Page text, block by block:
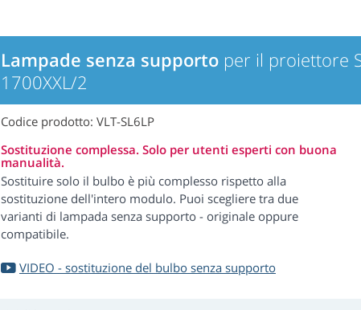
Lampade senza supporto per il proiettore
1700XXL/2
Codice prodotto: VLT-SL6LP
Sostituzione complessa. Solo per utenti esperti con buona
manualità.
Sostituire solo il bulbo è più complesso rispetto alla
sostituzione dell'intero modulo. Puoi scegliere tra due
varianti di lampada senza supporto - originale oppure
compatibile.
VIDEO - sostituzione del bulbo senza supporto